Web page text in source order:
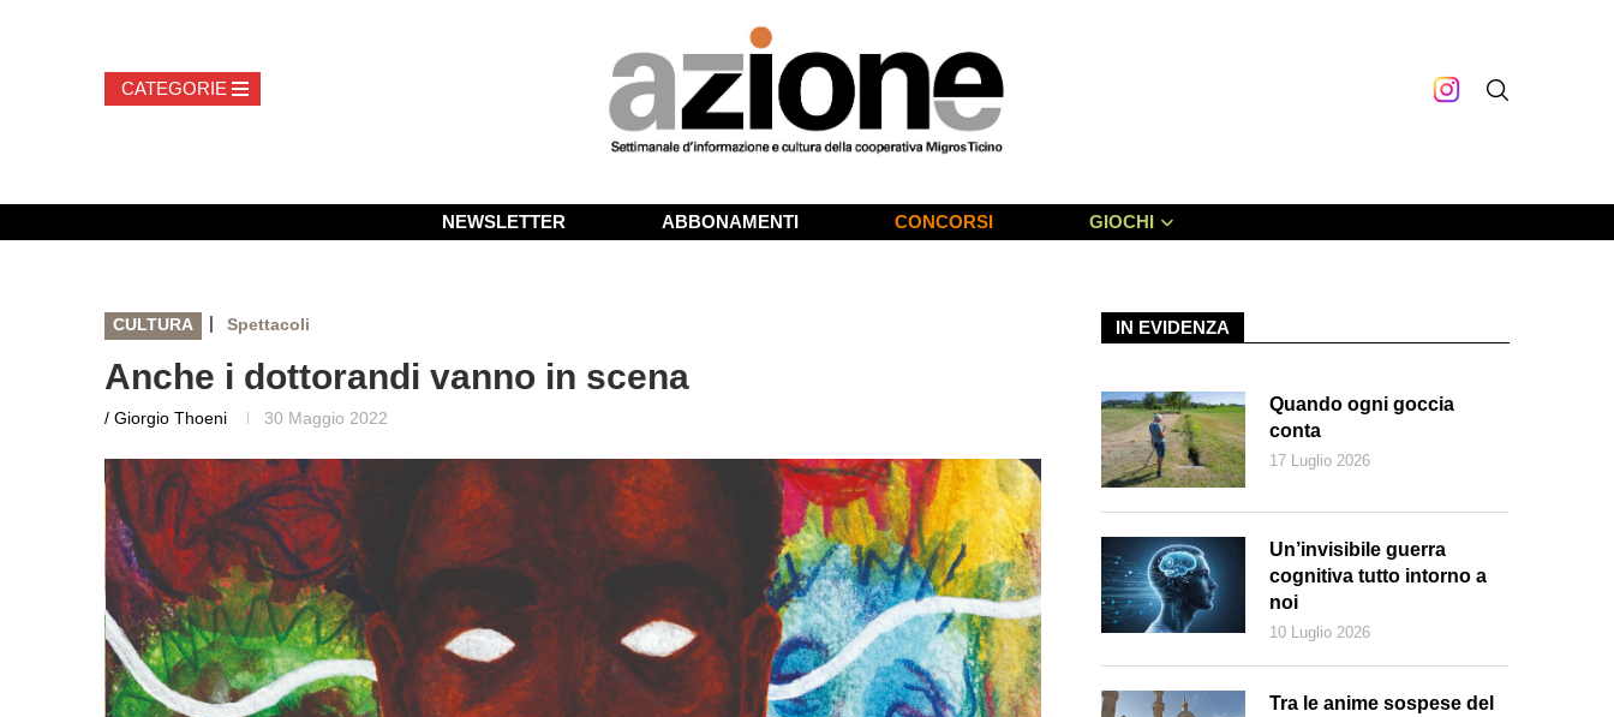
NEWSLETTER ABBONAMENTI CONCORSI GIOCHI
CULTURA | Spettacoli
Anche i dottorandi vanno in scena
/ Giorgio Thoeni 30 Maggio 2022
IN EVIDENZA
Quando ogni goccia
conta
17 Luglio 2026
Un’invisibile guerra
cognitiva tutto intorno a
noi
10 Luglio 2026
Tra le anime sospese del